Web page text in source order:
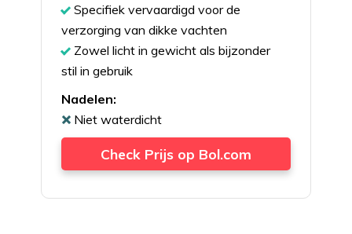
Specifiek vervaardigd voor de
verzorging van dikke vachten
Zowel licht in gewicht als bijzonder
stil in gebruik
Nadelen:
Niet waterdicht
Check Prijs op Bol.com